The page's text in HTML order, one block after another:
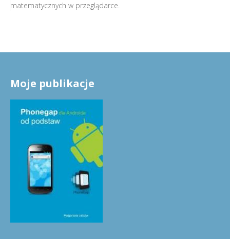
matematycznych w przeglądarce.
Moje publikacje